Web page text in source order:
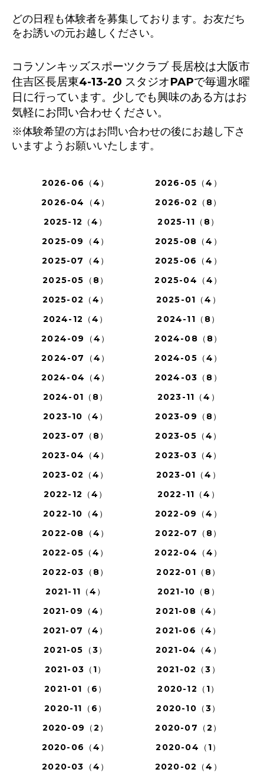
どの日程も体験者を募集しております。お友だち
をお誘いの元お越しください。
コラソンキッズスポーツクラブ 長居校は大阪市
住吉区長居東4-13-20 スタジオPAPで毎週水曜
日に行っています。少しでも興味のある方はお
気軽にお問い合わせください。
※体験希望の方はお問い合わせの後にお越し下さ
いますようお願いいたします。
2026-06（4）
2026-05（4）
2026-04（4）
2026-02（8）
2025-12（4）
2025-11（8）
2025-09（4）
2025-08（4）
2025-07（4）
2025-06（4）
2025-05（8）
2025-04（4）
2025-02（4）
2025-01（4）
2024-12（4）
2024-11（8）
2024-09（4）
2024-08（8）
2024-07（4）
2024-05（4）
2024-04（4）
2024-03（8）
2024-01（8）
2023-11（4）
2023-10（4）
2023-09（8）
2023-07（8）
2023-05（4）
2023-04（4）
2023-03（4）
2023-02（4）
2023-01（4）
2022-12（4）
2022-11（4）
2022-10（4）
2022-09（4）
2022-08（4）
2022-07（8）
2022-05（4）
2022-04（4）
2022-03（8）
2022-01（8）
2021-11（4）
2021-10（8）
2021-09（4）
2021-08（4）
2021-07（4）
2021-06（4）
2021-05（3）
2021-04（4）
2021-03（1）
2021-02（3）
2021-01（6）
2020-12（1）
2020-11（6）
2020-10（3）
2020-09（2）
2020-07（2）
2020-06（4）
2020-04（1）
2020-03（4）
2020-02（4）